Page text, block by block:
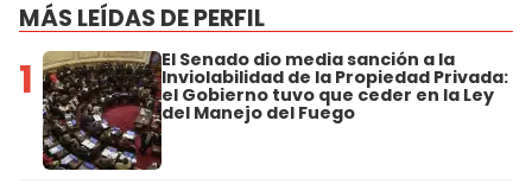
MÁS LEÍDAS DE PERFIL
1 El Senado dio media sanción a la
Inviolabilidad de la Propiedad Privada:
el Gobierno tuvo que ceder en la Ley
del Manejo del Fuego